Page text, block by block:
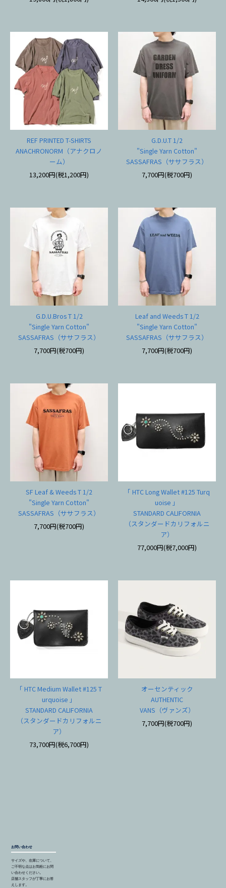
REF PRINTED T-SHIRTS
ANACHRONORM（アナクロノ
ーム）
13,200円(税1,200円)
G.D.U.T 1/2
"Single Yarn Cotton"
SASSAFRAS（ササフラス）
7,700円(税700円)
G.D.U.Bros T 1/2
"Single Yarn Cotton"
SASSAFRAS（ササフラス）
7,700円(税700円)
Leaf and Weeds T 1/2
"Single Yarn Cotton"
SASSAFRAS（ササフラス）
7,700円(税700円)
SF Leaf & Weeds T 1/2
"Single Yarn Cotton"
SASSAFRAS（ササフラス）
7,700円(税700円)
「 HTC Long Wallet #125 Turq
uoise 」
STANDARD CALIFORNIA
（スタンダードカリフォルニ
ア）
77,000円(税7,000円)
「 HTC Medium Wallet #125 T
urquoise 」
STANDARD CALIFORNIA
（スタンダードカリフォルニ
ア）
73,700円(税6,700円)
オーセンティック
AUTHENTIC
VANS（ヴァンズ）
7,700円(税700円)
お問い合わせ
サイズや、在庫について、
ご不明な点はお気軽にお問
い合わせください。
店舗スタッフが丁寧にお答
えします。